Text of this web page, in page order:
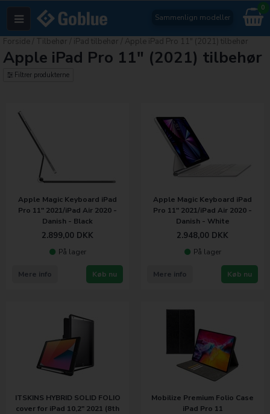
Sammenlign modeller
0
Forside Tilbehør iPad tilbehør Apple iPad Pro 11" (2021) tilbehør
Apple iPad Pro 11" (2021) tilbehør
Filtrer produkterne
Apple Magic Keyboard iPad
Pro 11" 2021/iPad Air 2020 -
Danish - Black
2.899,00 DKK
På lager
Køb nu
Mere info
Apple Magic Keyboard iPad
Pro 11" 2021/iPad Air 2020 -
Danish - White
2.948,00 DKK
På lager
Køb nu
Mere info
ITSKINS HYBRID SOLID FOLIO
cover for iPad 10,2" 2021 (8th
Mobilize Premium Folio Case
iPad Pro 11